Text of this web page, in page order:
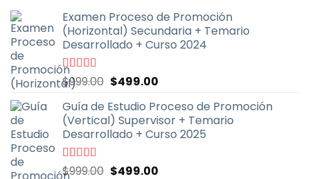
Examen Proceso de Promoción
(Horizontal) Secundaria + Temario
Desarrollado + Curso 2024
Valorado
con
5
$999.00 El
original
era:
$999.00.
$499.00El
actual
es:
$499.00.
Guía de Estudio Proceso de Promoción
(Vertical) Supervisor + Temario
Desarrollado + Curso 2025
Valorado
$999.00 El
$499.00El